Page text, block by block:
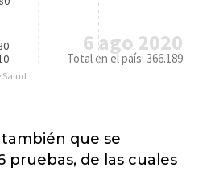
que se
pruebas, de las cuales